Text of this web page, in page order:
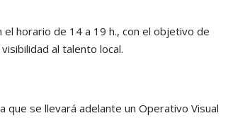
horario de 14 a 19 h., con el objetivo de
al talento local.
que se llevará adelante un Operativo Visual